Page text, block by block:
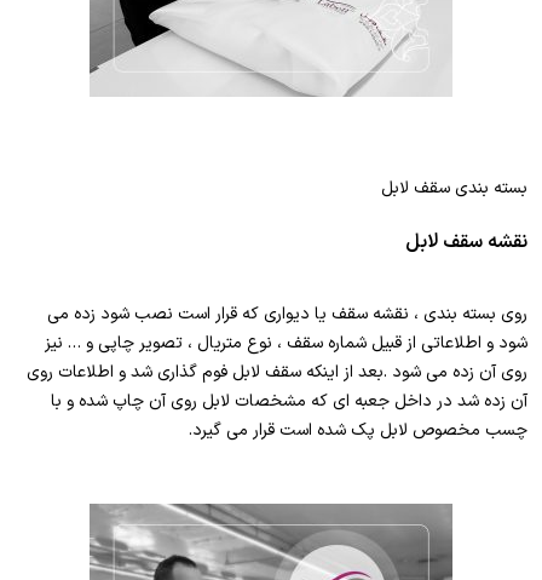
بسته بندی سقف لابل
نقشه سقف لابل
روی بسته بندی ، نقشه سقف یا دیواری که قرار است نصب شود زده می
شود و اطلاعاتی از قبیل شماره سقف ، نوع متریال ، تصویر چاپی و … نیز
روی آن زده می شود .بعد از اینکه سقف لابل فوم گذاری شد و اطلاعات روی
آن زده شد در داخل جعبه ای که مشخصات لابل روی آن چاپ شده و با
چسب مخصوص لابل پک شده است قرار می گیرد.